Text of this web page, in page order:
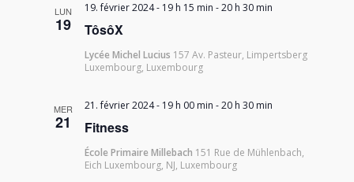
LUN
19 TôsôX
19. février 2024 - 19 h 15 min -20 h 30 min
Lycée Michel Lucius 157 Av. Pasteur, Limpertsberg
Luxembourg, Luxembourg
MER
21 Fitness
21. février 2024 - 19 h 00 min -20 h 30 min
École Primaire Millebach 151 Rue de Mühlenbach,
Eich Luxembourg, NJ, Luxembourg